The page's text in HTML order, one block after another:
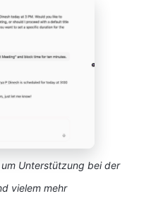
Unterstützung bei der
vielem mehr